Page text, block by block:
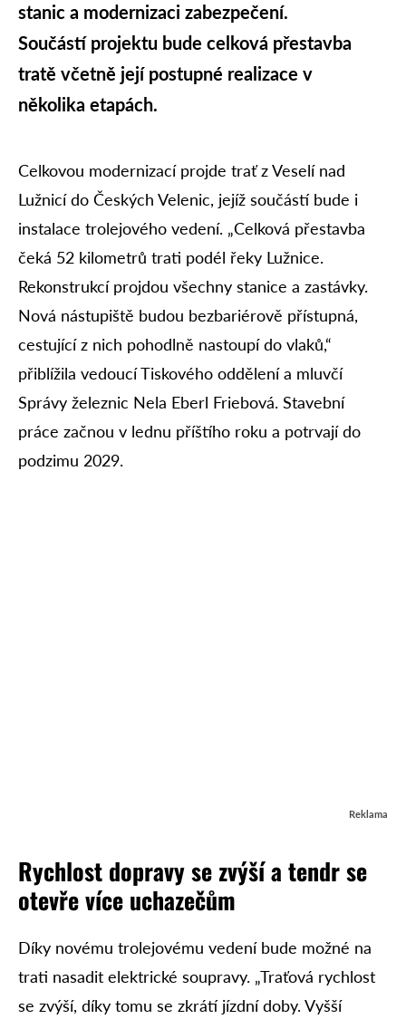
stanic a modernizaci zabezpečení.
Součástí projektu bude celková přestavba
tratě včetně její postupné realizace v
několika etapách.
Celkovou modernizací projde trať z Veselí nad
Lužnicí do Českých Velenic, jejíž součástí bude i
instalace trolejového vedení. „Celková přestavba
čeká 52 kilometrů trati podél řeky Lužnice.
Rekonstrukcí projdou všechny stanice a zastávky.
Nová nástupiště budou bezbariérově přístupná,
cestující z nich pohodlně nastoupí do vlaků,“
přiblížila vedoucí Tiskového oddělení a mluvčí
Správy železnic Nela Eberl Friebová. Stavební
práce začnou v lednu příštího roku a potrvají do
podzimu 2029.
Reklama
Rychlost dopravy se zvýší a tendr se
otevře více uchazečům
Díky novému trolejovému vedení bude možné na
trati nasadit elektrické soupravy. „Traťová rychlost
se zvýší, díky tomu se zkrátí jízdní doby. Vyšší